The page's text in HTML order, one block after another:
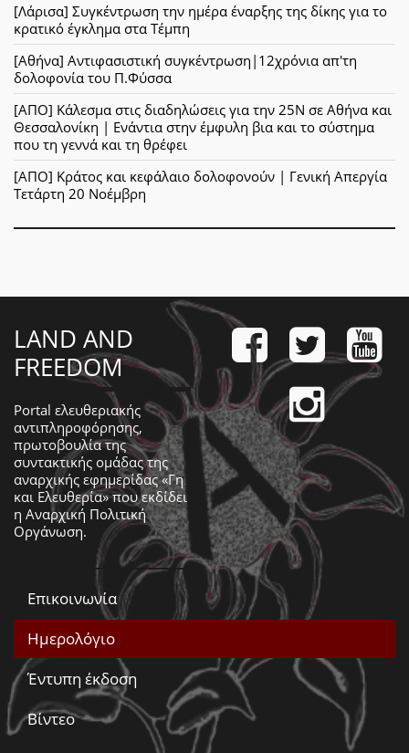
[Λάρισα] Συγκέντρωση την ημέρα έναρξης της δίκης για το
κρατικό έγκλημα στα Τέμπη
[Αθήνα] Αντιφασιστική συγκέντρωση|12χρόνια απ'τη
δολοφονία του Π.Φύσσα
[ΑΠΟ] Κάλεσμα στις διαδηλώσεις για την 25Ν σε Αθήνα και
Θεσσαλονίκη | Ενάντια στην έμφυλη βια και το σύστημα
που τη γεννά και τη θρέφει
[ΑΠΟ] Κράτος και κεφάλαιο δολοφονούν | Γενική Απεργία
Τετάρτη 20 Νοέμβρη
LAND AND
FREEDOM
Portal ελευθεριακής
αντιπληροφόρησης,
πρωτοβουλία της
συντακτικής ομάδας της
αναρχικής εφημερίδας «Γη
και Ελευθερία» που εκδίδει
η Αναρχική Πολιτική
Οργάνωση.
Επικοινωνία
Ημερολόγιο
Έντυπη έκδοση
Βίντεο